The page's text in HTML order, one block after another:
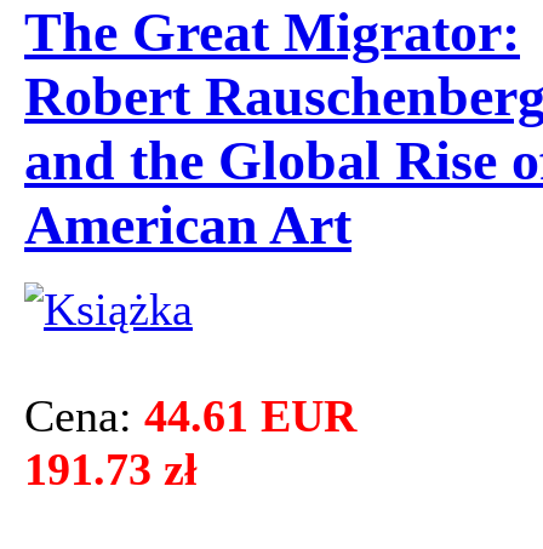
The Great Migrator:
Robert
and the Global Rise
American Art
Cena: 44.61 EUR
191.73 zł